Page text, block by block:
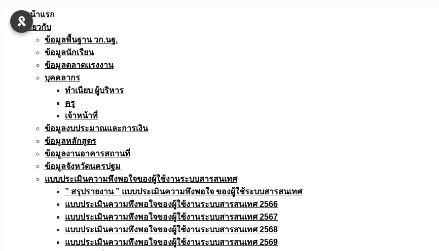
Skip
หน้าแรก
เกี่ยวกับ
ข้อมูลพื้นฐาน วก.นฐ.
ข้อมูลนักเรียน
ข้อมูลตลาดแรงงาน
บุคคลากร
ทำเนียบ ผู้บริหาร
ครู
เจ้าหน้าที่
ข้อมูลงบประมาณเเละการเงิน
ข้อมูลหลักสูตร
ข้อมูลงานอาคารสถานที่
ข้อมูลจังหวัดนครปฐม
แบบประเมินความพึงพอใจของผู้ใช้งานระบบสารสนเทศ
” สรุปรายงาน ” แบบประเมินความพึงพอใจ ของผู้ใช้ระบบสารสนเทศ
แบบประเมินความพึงพอใจของผู้ใช้งานระบบสารสนเทศ 2566
แบบประเมินความพึงพอใจของผู้ใช้งานระบบสารสนเทศ 2567
แบบประเมินความพึงพอใจของผู้ใช้งานระบบสารสนเทศ 2568
แบบประเมินความพึงพอใจของผู้ใช้งานระบบสารสนเทศ 2569